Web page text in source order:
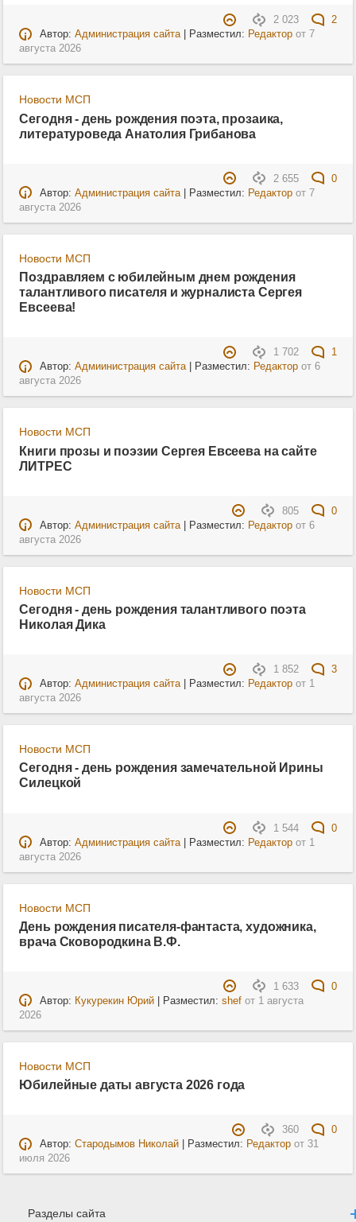
2 023
2
Автор: Администрация сайта| Разместил: Редакторот 7
августа 2026
Новости МСП
Сегодня - день рождения поэта, прозаика,
литературоведа Анатолия Грибанова
2 655
0
Автор: Администрация сайта| Разместил: Редакторот 7
августа 2026
Новости МСП
Поздравляем с юбилейным днем рождения
талантливого писателя и журналиста Сергея
Евсеева!
1 702
1
Автор: Адмиинистрация сайта| Разместил: Редакторот 6
августа 2026
Новости МСП
Книги прозы и поэзии Сергея Евсеева на сайте
ЛИТРЕС
805
0
Автор: Администрация сайта| Разместил: Редакторот 6
августа 2026
Новости МСП
Сегодня - день рождения талантливого поэта
Николая Дика
1 852
3
Автор: Администрация сайта| Разместил: Редакторот 1
августа 2026
Новости МСП
Сегодня - день рождения замечательной Ирины
Силецкой
1 544
0
Автор: Администрация сайта| Разместил: Редакторот 1
августа 2026
Новости МСП
День рождения писателя-фантаста, художника,
врача Сковородкина В.Ф.
1 633
0
Автор: Кукурекин Юрий| Разместил: shefот 1 августа
2026
Новости МСП
Юбилейные даты августа 2026 года
360
0
Автор: Стародымов Николай| Разместил: Редакторот 31
июля 2026
Разделы сайта